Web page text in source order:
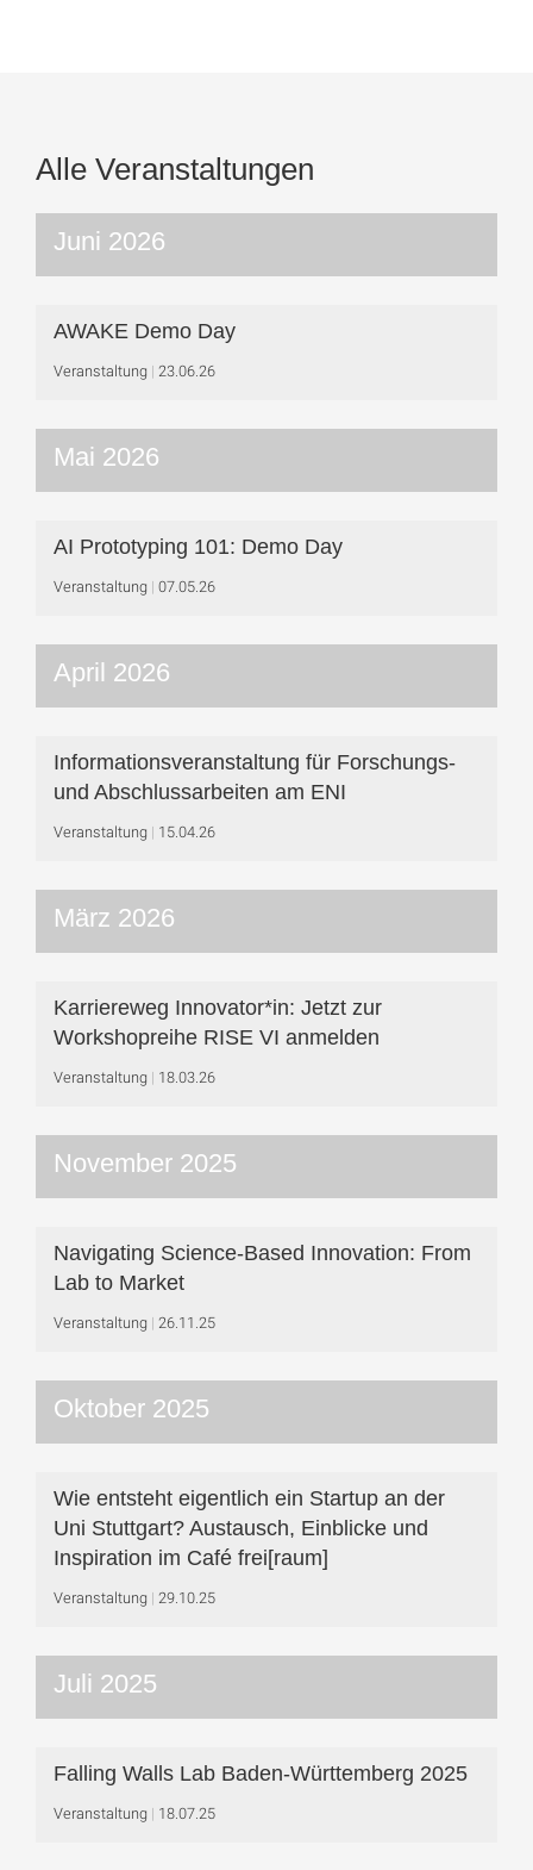
Alle Veranstaltungen
Juni 2026
AWAKE Demo Day
Veranstaltung 23.06.26
Mai 2026
AI Prototyping 101: Demo Day
Veranstaltung 07.05.26
April 2026
Informationsveranstaltung für Forschungs-
und Abschlussarbeiten am ENI
Veranstaltung 15.04.26
März 2026
Karriereweg Innovator*in: Jetzt zur
Workshop­reihe RISE VI anmelden
Veranstaltung 18.03.26
November 2025
Navigating Science-Based Innovation: From
Lab to Market
Veranstaltung 26.11.25
Oktober 2025
Wie entsteht eigentlich ein Startup an der
Uni Stuttgart? Austausch, Einblicke und
Inspiration im Café frei[raum]
Veranstaltung 29.10.25
Juli 2025
Falling Walls Lab Baden-Württemberg 2025
Veranstaltung 18.07.25